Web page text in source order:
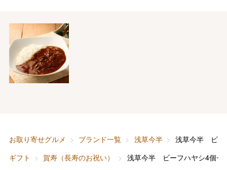
お取り寄せグルメ ブランド一覧 浅草今半
浅草今半 ビー
ギフト
賀寿（長寿のお祝い）
浅草今半 ビーフハヤシ4個セ